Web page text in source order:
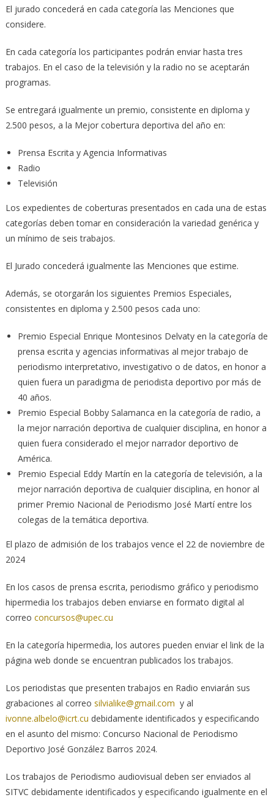
El jurado concederá en cada categoría las Menciones que
considere.
En cada categoría los participantes podrán enviar hasta tres
trabajos. En el caso de la televisión y la radio no se aceptarán
programas.
Se entregará igualmente un premio, consistente en diploma y
2.500 pesos, a la Mejor cobertura deportiva del año en:
Prensa Escrita y Agencia Informativas
Radio
Televisión
Los expedientes de coberturas presentados en cada una de estas
categorías deben tomar en consideración la variedad genérica y
un mínimo de seis trabajos.
El Jurado concederá igualmente las Menciones que estime.
Además, se otorgarán los siguientes Premios Especiales,
consistentes en diploma y 2.500 pesos cada uno:
Premio Especial Enrique Montesinos Delvaty en la categoría de
prensa escrita y agencias informativas al mejor trabajo de
periodismo interpretativo, investigativo o de datos, en honor a
quien fuera un paradigma de periodista deportivo por más de
40 años.
Premio Especial Bobby Salamanca en la categoría de radio, a
la mejor narración deportiva de cualquier disciplina, en honor a
quien fuera considerado el mejor narrador deportivo de
América.
Premio Especial Eddy Martín en la categoría de televisión, a la
mejor narración deportiva de cualquier disciplina, en honor al
primer Premio Nacional de Periodismo José Martí entre los
colegas de la temática deportiva.
El plazo de admisión de los trabajos vence el 22 de noviembre de
2024
En los casos de prensa escrita, periodismo gráfico y periodismo
hipermedia los trabajos deben enviarse en formato digital al
correo concursos@upec.cu
En la categoría hipermedia, los autores pueden enviar el link de la
página web donde se encuentran publicados los trabajos.
Los periodistas que presenten trabajos en Radio enviarán sus
grabaciones al correo silvialike@gmail.com y al
ivonne.albelo@icrt.cu debidamente identificados y especificando
en el asunto del mismo: Concurso Nacional de Periodismo
Deportivo José González Barros 2024.
Los trabajos de Periodismo audiovisual deben ser enviados al
SITVC debidamente identificados y especificando igualmente en el